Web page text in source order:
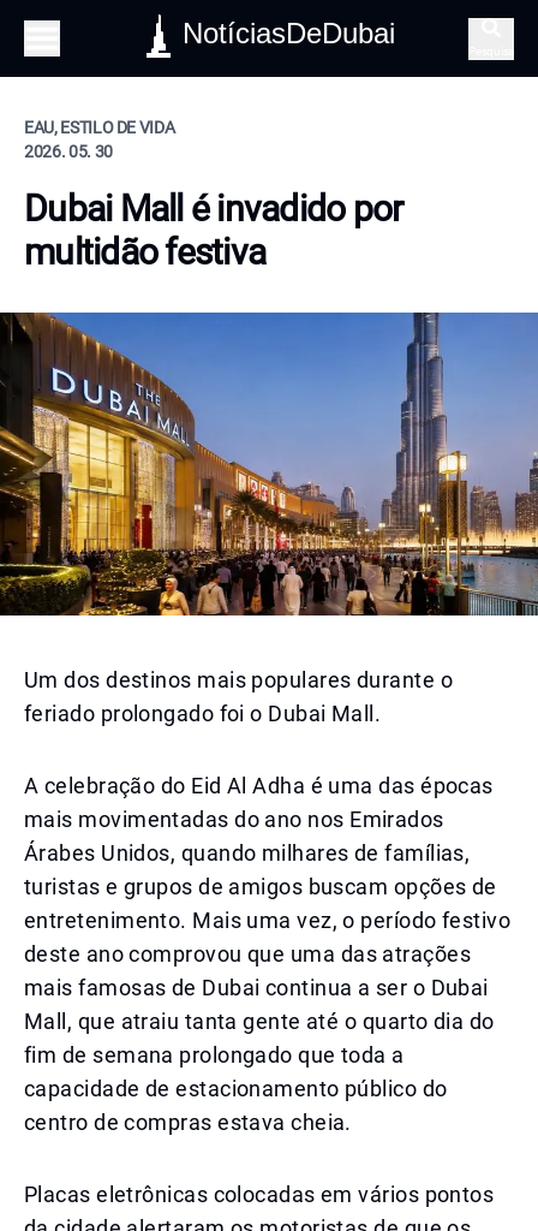
NotíciasDeDubai
EAU, ESTILO DE VIDA
2026. 05. 30
Dubai Mall é invadido por
multidão festiva
Um dos destinos mais populares durante o
feriado prolongado foi o Dubai Mall.
A celebração do Eid Al Adha é uma das épocas
mais movimentadas do ano nos Emirados
Árabes Unidos, quando milhares de famílias,
turistas e grupos de amigos buscam opções de
entretenimento. Mais uma vez, o período festivo
deste ano comprovou que uma das atrações
mais famosas de Dubai continua a ser o Dubai
Mall, que atraiu tanta gente até o quarto dia do
fim de semana prolongado que toda a
capacidade de estacionamento público do
centro de compras estava cheia.
Placas eletrônicas colocadas em vários pontos